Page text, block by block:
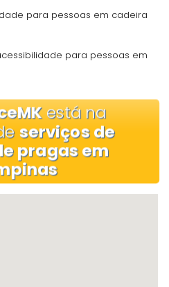
para pessoas em cadeira
para pessoas em
está na
serviços de
pragas em